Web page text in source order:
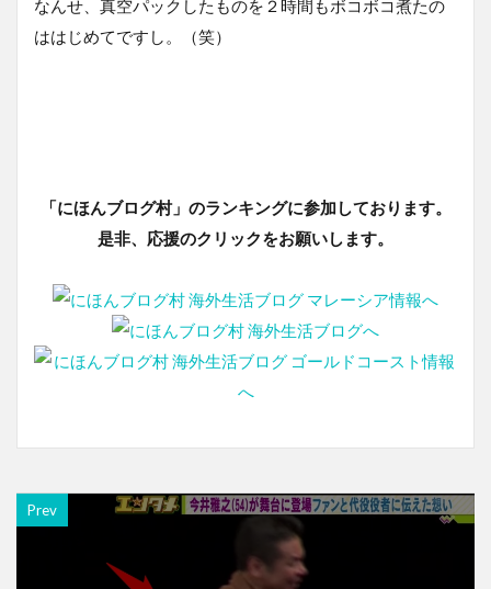
なんせ、真空パックしたものを２時間もボコボコ煮たの
ははじめてですし。（笑）
「にほんブログ村」のランキングに参加しております。
是非、応援のクリックをお願いします。
Prev